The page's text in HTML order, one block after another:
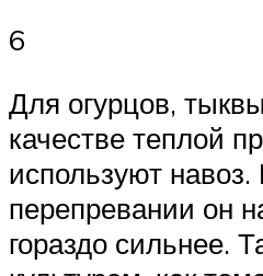
6
Для огурцов,
качестве теплой
используют навоз.
перепревании он
гораздо сильнее.